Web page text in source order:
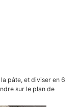
pâte, et diviser en 6
sur le plan de